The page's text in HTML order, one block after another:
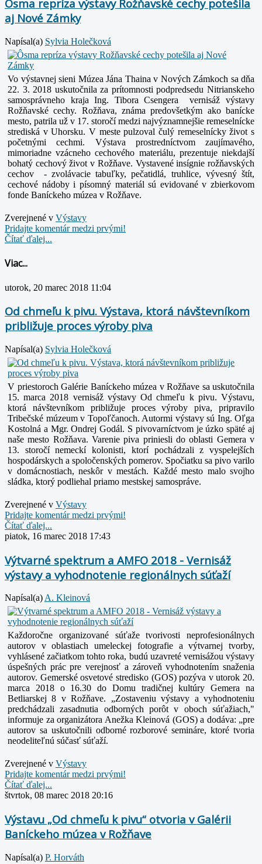
Ôsma repríza výstavy Rožňavské cechy potešila
aj Nové Zámky
Napísal(a) Sylvia Holečková
Vo výstavnej sieni Múzea Jána Thaina v Nových Zámkoch sa dňa
22. 3. 2018 uskutočnila za prítomnosti podpredsedu Nitrianskeho
samosprávneho kraja Ing. Tibora Csengera vernisáž výstavy
Rožňavské cechy. Rožňava, známa predovšetkým ako banícke
mesto, patrila už v 17. storočí medzi najvýznamnejšie remeselnícke
strediská v Uhorsku. V meste pulzoval čulý remeselnícky život s
početnými cechmi. Výstava prostredníctvom zaujímavého,
mimoriadne vzácneho cechového materiálu, prezentuje niekdajší
bohatý cechový život v Rožňave. Vystavené insígnie rožňavských
cechov - zvolávacie tabuľky, pečatidlá, truhlice, vývesný štít,
cechové nádoby i písomný materiál sú evidované v zbierkovom
fonde Baníckeho múzea v Rožňave.
Zverejnené v Výstavy
Pridajte komentár medzi prvými!
Čítať ďalej...
Viac...
utorok, 20 marec 2018 11:04
Od chmeľu k pivu. Výstava, ktorá návštevníkom
približuje proces výroby piva
Napísal(a) Sylvia Holečková
V priestoroch Galérie Baníckeho múzea v Rožňave sa uskutočnila
15. marca 2018 vernisáž výstavy Od chmeľu k pivu. Výstavu,
ktorá návštevníkom približuje proces výroby piva, pripravilo
Tribečské múzeum v Topoľčanoch. Autormi výstavy sú Ing. Oľga
Kostolná a Mgr. Ondrej Godál. S pivovarníctvom je úzko späté aj
naše mesto Rožňava. Varenie piva priniesli do oblasti Gemera v
13. storočí nemeckí kolonisti, ktorí pochádzali z vyspelejších
hospodárskych a spoločenských pomerov. Spočiatku sa pivo varilo
v domácnostiach, neskôr v mestách. Každé mesto malo svojho
sládka, ktorý podliehal priamo mestskej samospráve.
Zverejnené v Výstavy
Pridajte komentár medzi prvými!
Čítať ďalej...
piatok, 16 marec 2018 17:43
Výtvarné spektrum a AMFO 2018 - Vernisáž
výstavy a vyhodnotenie regionálnych súťaží
Napísal(a)A. Kleinová
Každoročne organizované súťaže tvorivosti neprofesionálnych
autorov v oblastiach umeleckej fotografie a výtvarnej tvorby,
vyhlásené začiatkom tohto roka, budú uzavreté vernisážou výstavy
úspešných prác pre verejnosť a zároveň vyhodnotením snaženia
autorov. Gemerské osvetové stredisko (GOS) pozýva v utorok 20.
marca 2018 o 16.30 do Domu tradičnej kultúry Gemera na
Betliarskej 8 v Rožňave. „Zostaveniu výstavy a vyhodnoteniu
predchádzali zasadnutia odborných porôt v oboch súťažiach,"
informuje za organizátora Anežka Kleinová (GOS) a dodáva: „pre
autorov sa uskutočnili odborné rozborové semináre, ktoré tvoria
neodeliteľnú súčasť súťaží.
Zverejnené v Výstavy
Pridajte komentár medzi prvými!
Čítať ďalej...
štvrtok, 08 marec 2018 20:16
Výstavu „Od chmeľu k pivu“ otvoria v Galérii
Baníckeho múzea v Rožňave
Napísal(a) P. Horváth